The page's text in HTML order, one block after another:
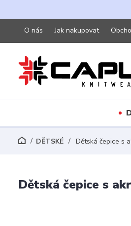
O nás Jak nakupovat
DĚTSKÉ Dětská čepice s
Dětská čepice s